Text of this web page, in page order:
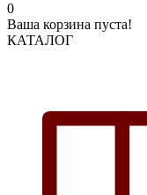
0
Ваша корзина пуста!
КАТАЛОГ